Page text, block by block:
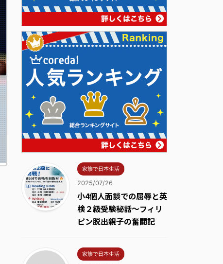
家族で日本生活
2025/07/26
小4個人面談での屈辱と英
検２級受験秘話～フィリ
ピン脱出親子の奮闘記
家族で日本生活